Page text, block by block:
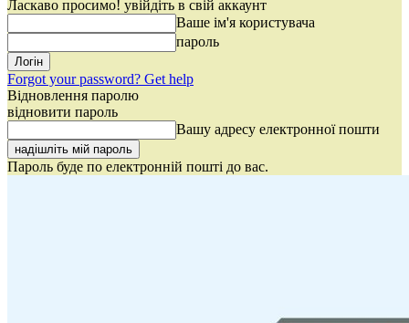
Ласкаво просимо! увійдіть в свій аккаунт
Ваше ім'я користувача
пароль
Forgot your password? Get help
Відновлення паролю
відновити пароль
Вашу адресу електронної пошти
Пароль буде по електронній пошті до вас.